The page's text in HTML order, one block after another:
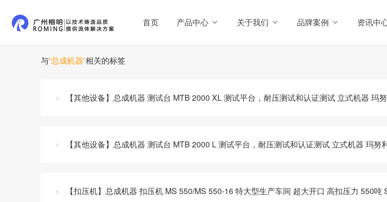
首页 产品中心 关于我们 品牌案例 资讯中
与“总成机器”相关的标签
【其他设备】总成机器 测试台 MTB 2000 XL 测试平台，耐压测试和认证测试 立式机器 玛
【其他设备】总成机器 测试台 MTB 2000 L 测试平台，耐压测试和认证测试 立式机器 玛努
【扣压机】总成机器 扣压机 MS 550/MS 550-16 特大型生产车间 超大开口 高扣压力 550吨